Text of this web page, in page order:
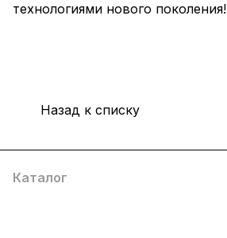
технологиями нового поколения!
Назад к списку
Каталог